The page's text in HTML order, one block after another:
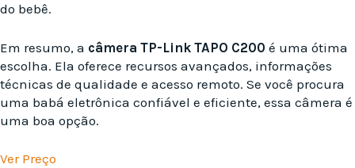
do bebê.
Em resumo, a câmera TP-Link TAPO C200 é uma ótima
escolha. Ela oferece recursos avançados, informações
técnicas de qualidade e acesso remoto. Se você procura
uma babá eletrônica confiável e eficiente, essa câmera é
uma boa opção.
Ver Preço